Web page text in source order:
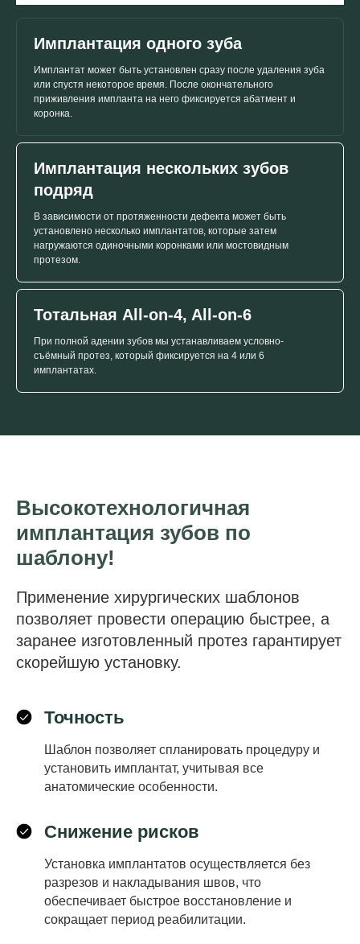
Имплантация одного зуба
Имплантат может быть установлен сразу после удаления зуба
или спустя некоторое время. После окончательного
приживления импланта на него фиксируется абатмент и
коронка.
Имплантация нескольких зубов
подряд
В зависимости от протяженности дефекта может быть
установлено несколько имплантатов, которые затем
нагружаются одиночными коронками или мостовидным
протезом.
Тотальная All-on-4, All-on-6
При полной адении зубов мы устанавливаем условно-
съёмный протез, который фиксируется на 4 или 6
имплантатах.
Высокотехнологичная
имплантация зубов по
шаблону!
Применение хирургических шаблонов
позволяет провести операцию быстрее, а
заранее изготовленный протез гарантирует
скорейшую установку.
Точность
Шаблон позволяет спланировать процедуру и
установить имплантат, учитывая все
анатомические особенности.
Снижение рисков
Установка имплантатов осуществляется без
разрезов и накладывания швов, что
обеспечивает быстрое восстановление и
сокращает период реабилитации.